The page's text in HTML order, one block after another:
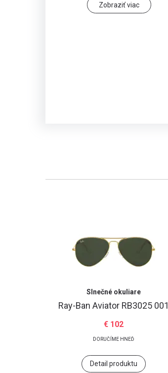
Zobraziť viac
Slnečné okuliare
Ray-Ban Aviator RB3025 001
€ 102
DORUČÍME HNEĎ
Detail produktu